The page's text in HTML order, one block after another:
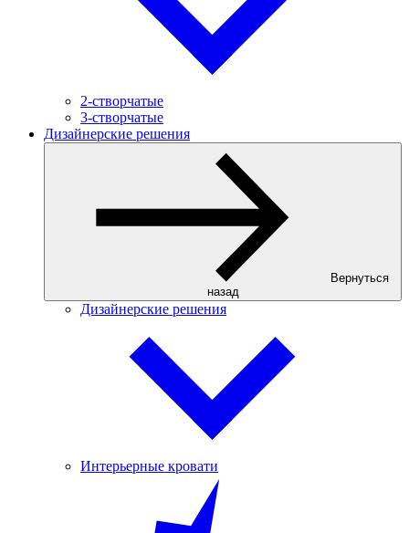
2-створчатые
3-створчатые
Дизайнерские решения
Вернуться
назад
Дизайнерские решения
Интерьерные кровати